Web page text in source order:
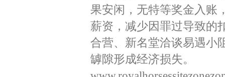
果安闲，无特等奖金入账
薪资，减少因罪过导致的
合营、新名堂洽谈易遇小
罅隙形成经济损失。